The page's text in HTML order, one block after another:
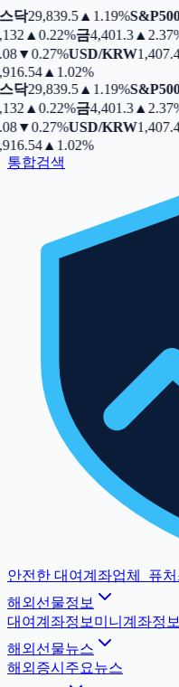
닥29,839.5▲ 1.19%S&P500
▲ 0.22%금4,401.3▲
▼0.27%USD/KRW
▲ 1.02%
닥29,839.5▲ 1.19%S&P500
▲ 0.22%금4,401.3▲
▼0.27%USD/KRW
▲ 1.02%
통합검색
안전한 대여계좌업체
퓨
해외선물정보
대여계좌정보 미니계좌정보
해외선물뉴스
해외증시 주요뉴스